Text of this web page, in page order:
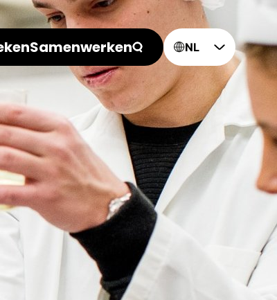
Samenwerken NL